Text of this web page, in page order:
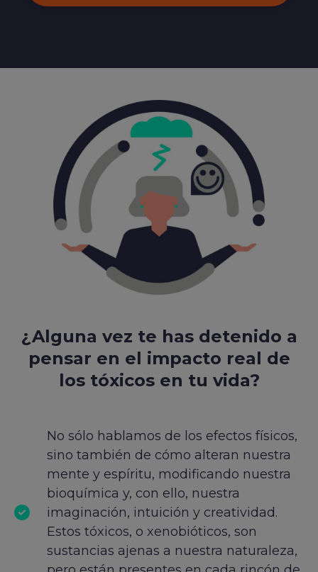
¿Alguna vez te has detenido a
pensar en el impacto real de
los tóxicos en tu vida?
No sólo hablamos de los efectos físicos,
sino también de cómo alteran nuestra
mente y espíritu, modificando nuestra
bioquímica y, con ello, nuestra
imaginación, intuición y creatividad.
Estos tóxicos, o xenobióticos, son
sustancias ajenas a nuestra naturaleza,